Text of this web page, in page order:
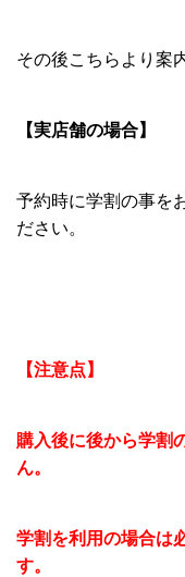
その後こちらより案
【実店舗の場合】
予約時に学割の事を
ださい。
【注意点】
購入後に後から学割
ん。
学割を利用の場合は
す。